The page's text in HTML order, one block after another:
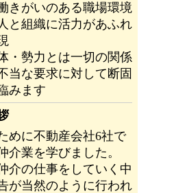
きがいのある職場環境
と組織に活力があふれ
・勢力とは一切の関係
当な要求に対して断固
みます
めに不動産会社6社で
介業を学びました。
介の仕事をしていく中
が当然のように行われ